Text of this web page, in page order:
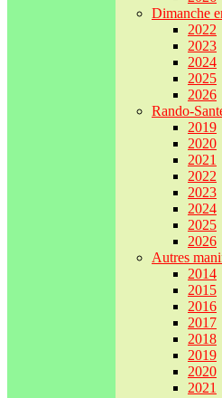
Dimanche
2022
2023
2024
2025
2026
Rando-
2019
2020
2021
2022
2023
2024
2025
2026
Autres
2014
2015
2016
2017
2018
2019
2020
2021